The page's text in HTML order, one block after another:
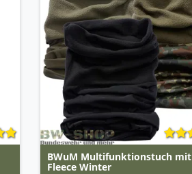
BWuM Multifunktionstuch mit
Fleece Winter